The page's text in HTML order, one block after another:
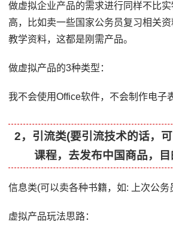
做虚拟企业产品的需求进行同样不比
高，比如卖一些国家公务员复习相关
教学资料，这都是刚需产品。
做虚拟产品的3种类型：
我不会使用Office软件，不会制作电子
2，引流类(要引流技术的话，
课程，去发布中国商品，
信息类(可以卖各种书籍，如: 上次公
虚拟产品玩法思路：